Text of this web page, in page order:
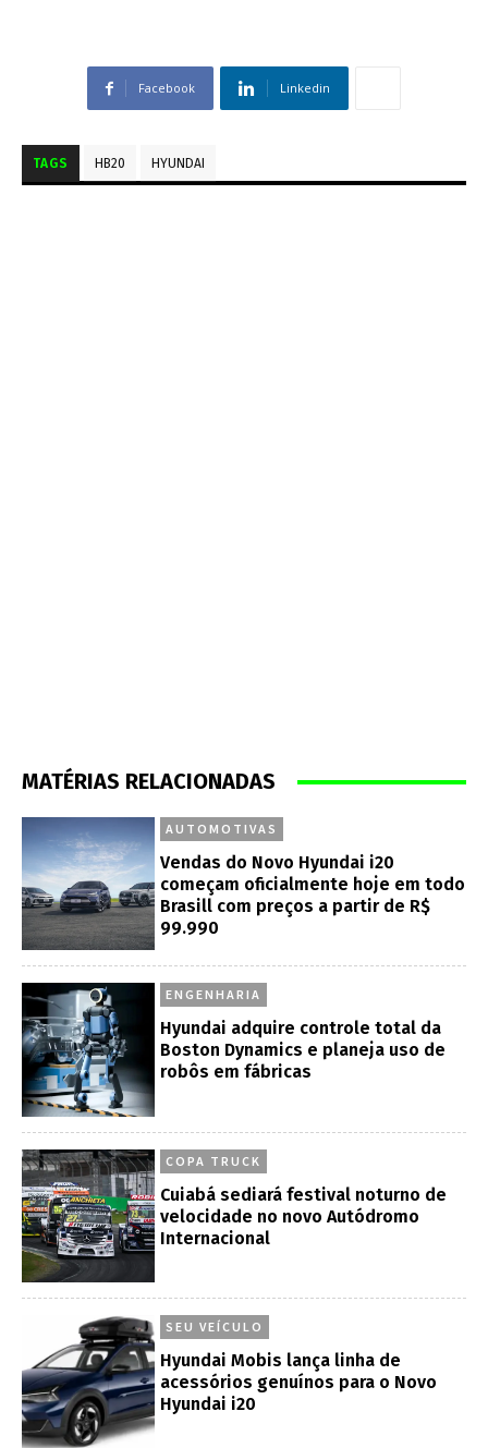
Facebook Linkedin
TAGS HB20 HYUNDAI
MATÉRIAS RELACIONADAS
AUTOMOTIVAS
Vendas do Novo Hyundai i20
começam oficialmente hoje em todo
Brasill com preços a partir de R$
99.990
ENGENHARIA
Hyundai adquire controle total da
Boston Dynamics e planeja uso de
robôs em fábricas
COPA TRUCK
Cuiabá sediará festival noturno de
velocidade no novo Autódromo
Internacional
SEU VEÍCULO
Hyundai Mobis lança linha de
acessórios genuínos para o Novo
Hyundai i20